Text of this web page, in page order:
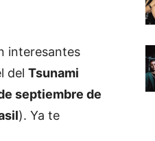
interesantes
del Tsunami
septiembre de
). Ya te